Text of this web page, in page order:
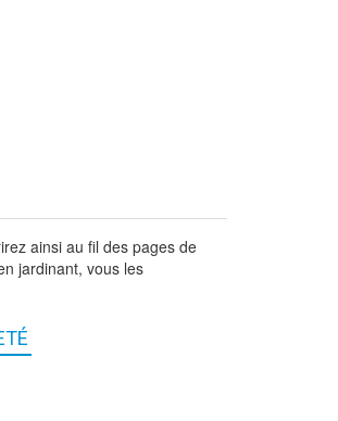
ainsi au fil des pages de
jardinant, vous les